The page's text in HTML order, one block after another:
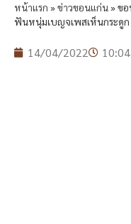
หน้าแรก »ข่าวขอนแก่น»ขอ
ฟันหนุ่มเบญจเพสเห็นกระดู
14/04/2022 10:04